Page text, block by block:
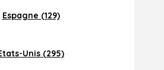
Espagne (129)
Unis (295)